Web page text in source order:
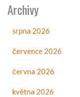
Archivy
srpna 2026
července 2026
června 2026
května 2026